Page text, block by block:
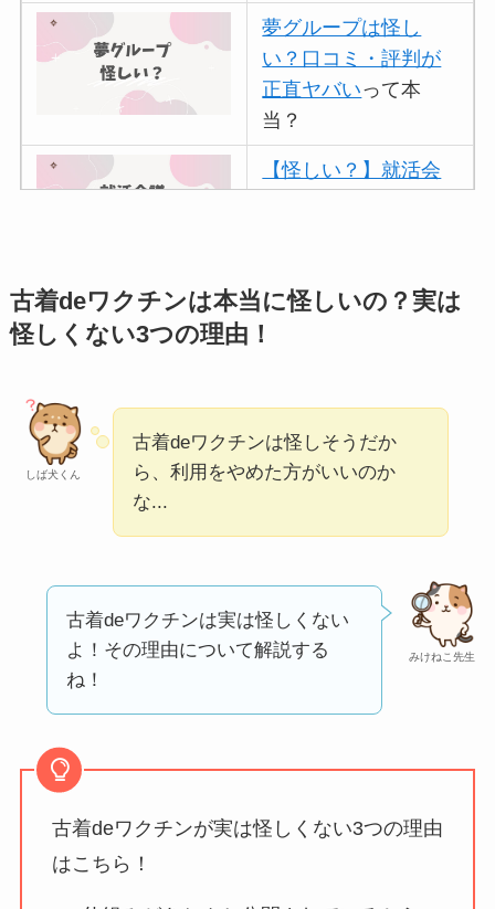
夢グループは怪し
い？口コミ・評判が
正直ヤバいって本
当？
【怪しい？】就活会
アトムクリニックは
怪しい？口コミ・評
【怪しい？】帝国デ
ータバンクの口コ
う？
【怪しい？】セルプ
ロモート株式会社の
口コミ・評判
は実際
古着deワクチンは本当に怪しいの？実は
怪しくない3つの理由！
しば犬くん
古着deワクチンは怪しそうだか
ら、利用をやめた方がいいのか
な...
みけねこ先生
古着deワクチンは実は怪しくない
よ！その理由について解説する
ね！
古着deワクチンが実は怪しくない3つの理由
はこちら！